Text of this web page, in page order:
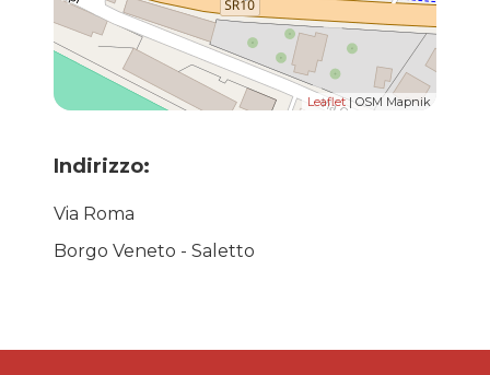
Leaflet| OSM Mapnik
Indirizzo:
Via Roma
Borgo Veneto - Saletto